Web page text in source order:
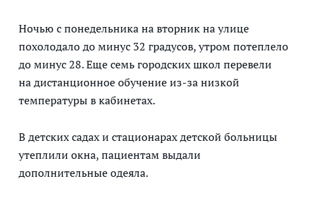
Ночью с понедельника на вторник на улице
похолодало до минус 32 градусов, утром потеплело
до минус 28. Еще семь городских школ перевели
на дистанционное обучение из-за низкой
температуры в кабинетах.
В детских садах и стационарах детской больницы
утеплили окна, пациентам выдали
дополнительные одеяла.